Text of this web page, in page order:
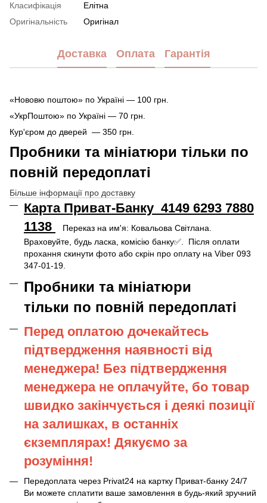
Класифікація
Елітна
Оригінальність
Оригінал
Доставка Оплата Гарантія
«Нововю поштою» по Україні — 100 грн.
«УкрПоштою» по Україні — 70 грн.
Кур'єром до дверей — 350 грн.
Пробники та мініатюри тільки по
повній передоплаті
Більше інформації про доставку
Карта Приват-Банку 4149 6293 7880
1138
Переказ на им'я: Ковальова Світлана.
Враховуйте, будь ласка, комісію банку✅. Після оплати
прохання скинути фото або скрін про оплату на Viber 093
347-01-19.
Пробники та мініатюри
тільки по повній передоплаті
Перед оплатою дочекайтесь
підтвердження наявності від
менеджера! Без підтвердження
менеджера не оплачуйте, бо товар
швидко закінчується і деякі позиції
на залишках, в останніх
єкземплярах! Дякуємо за
розуміння!
Передоплата через Privat24 на картку Приват-банку 24/7
Ви можете сплатити ваше замовлення в будь-який зручний